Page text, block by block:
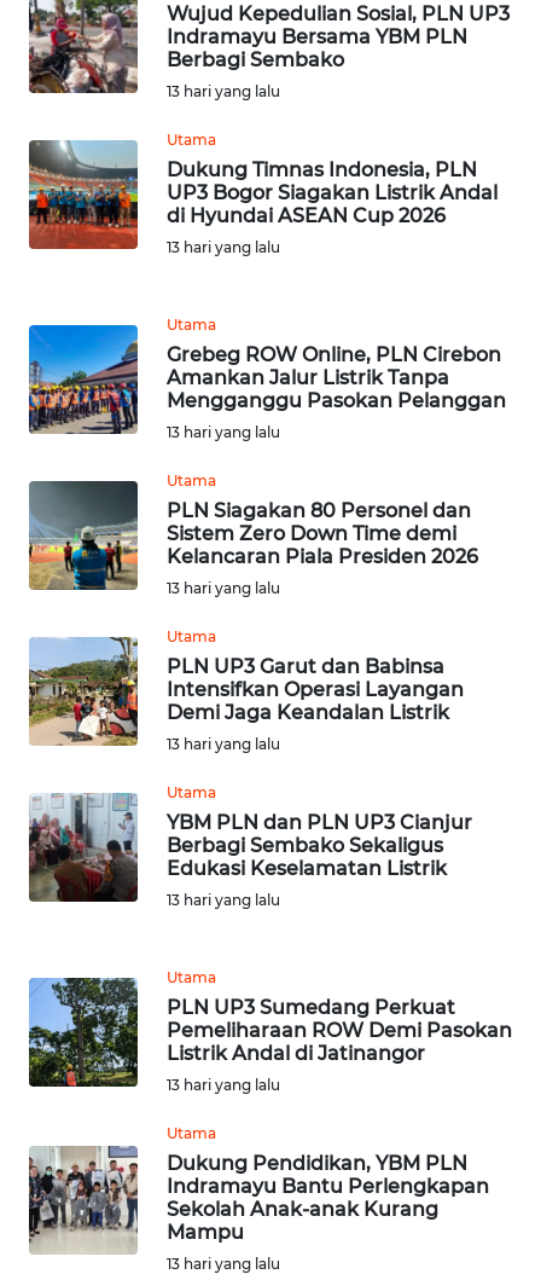
Wujud Kepedulian Sosial, PLN UP3
Indramayu Bersama YBM PLN
Berbagi Sembako
13 hari yang lalu
Utama
Dukung Timnas Indonesia, PLN
UP3 Bogor Siagakan Listrik Andal
di Hyundai ASEAN Cup 2026
13 hari yang lalu
Utama
Grebeg ROW Online, PLN Cirebon
Amankan Jalur Listrik Tanpa
Mengganggu Pasokan Pelanggan
13 hari yang lalu
Utama
PLN Siagakan 80 Personel dan
Sistem Zero Down Time demi
Kelancaran Piala Presiden 2026
13 hari yang lalu
Utama
PLN UP3 Garut dan Babinsa
Intensifkan Operasi Layangan
Demi Jaga Keandalan Listrik
13 hari yang lalu
Utama
YBM PLN dan PLN UP3 Cianjur
Berbagi Sembako Sekaligus
Edukasi Keselamatan Listrik
13 hari yang lalu
Utama
PLN UP3 Sumedang Perkuat
Pemeliharaan ROW Demi Pasokan
Listrik Andal di Jatinangor
13 hari yang lalu
Utama
Dukung Pendidikan, YBM PLN
Indramayu Bantu Perlengkapan
Sekolah Anak-anak Kurang
Mampu
13 hari yang lalu
WN
DANAU
TOBA
WN
NIAS
WN
TAPANULI
SELATAN
TANJUNG
WN
KARO
WN
SIMALUNGUN
WN
WN
TAPANULI
TENGAH
SERDANG
WN
TEBING
TINGGI
WN
PAKPAK